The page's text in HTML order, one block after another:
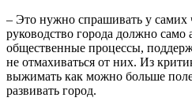
– Это нужно спрашивать у самих
руководство города должно само
общественные процессы,
не отмахиваться от них. Из
выжимать как можно больше
развивать город.